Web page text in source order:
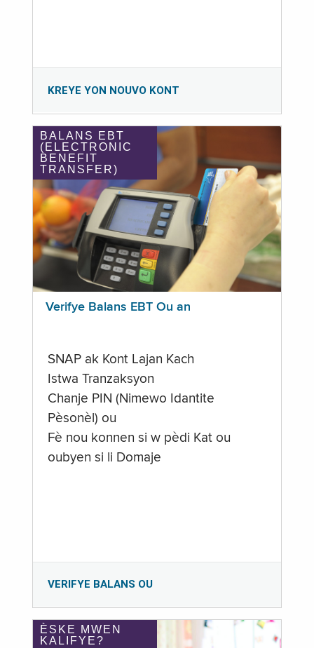
KREYE YON NOUVO KONT
BALANS EBT
(ELECTRONIC
BENEFIT
TRANSFER)
Verifye Balans EBT Ou an
SNAP ak Kont Lajan Kach
Istwa Tranzaksyon
Chanje PIN (Nimewo Idantite
Pèsonèl) ou
Fè nou konnen si w pèdi Kat ou
oubyen si li Domaje
VERIFYE BALANS OU
ÈSKE MWEN
KALIFYE?